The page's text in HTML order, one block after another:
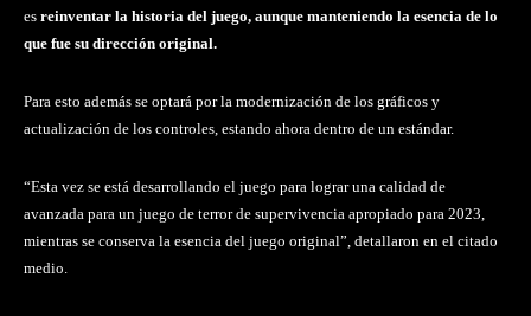
es reinventar la historia del juego, aunque manteniendo la esencia de lo
que fue su dirección original.
Para esto además se optará por la modernización de los gráficos y
actualización de los controles, estando ahora dentro de un estándar.
“Esta vez se está desarrollando el juego para lograr una calidad de
avanzada para un juego de terror de supervivencia apropiado para 2023,
mientras se conserva la esencia del juego original”, detallaron en el citado
medio.